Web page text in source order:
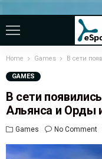
Home Games В сети
GAMES
В сети
Альянса и Орды
Games No Comment